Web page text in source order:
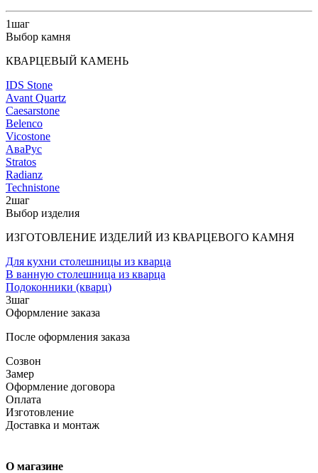
1шаг
Выбор камня
КВАРЦЕВЫЙ КАМЕНЬ
IDS Stone
Avant Quartz
Caesarstone
Belenco
Vicostone
АваРус
Stratos
Radianz
Technistone
2шаг
Выбор изделия
ИЗГОТОВЛЕНИЕ ИЗДЕЛИЙ ИЗ КВАРЦЕВОГО КАМНЯ
Для кухни столешницы из кварца
В ванную столешница из кварца
Подоконники (кварц)
3шаг
Оформление заказа
После оформления заказа
Созвон
Замер
Оформление договора
Оплата
Изготовление
Доставка и монтаж
О магазине